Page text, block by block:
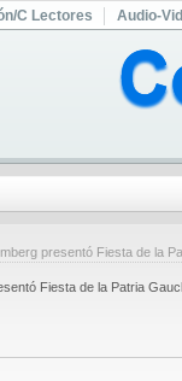
C Lectores Audio-
presentó Fiesta de la
Fiesta de la Patria